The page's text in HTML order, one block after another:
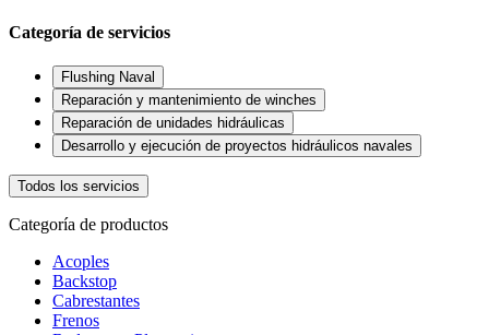
Categoría de servicios
Flushing Naval
Reparación y mantenimiento de winches
Reparación de unidades hidráulicas
Desarrollo y ejecución de proyectos hidráulicos navales
Todos los servicios
Categoría de productos
Acoples
Backstop
Cabrestantes
Frenos